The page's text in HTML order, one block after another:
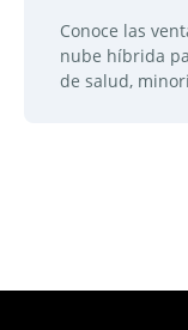
Conoce las
nube híbrida
de salud,